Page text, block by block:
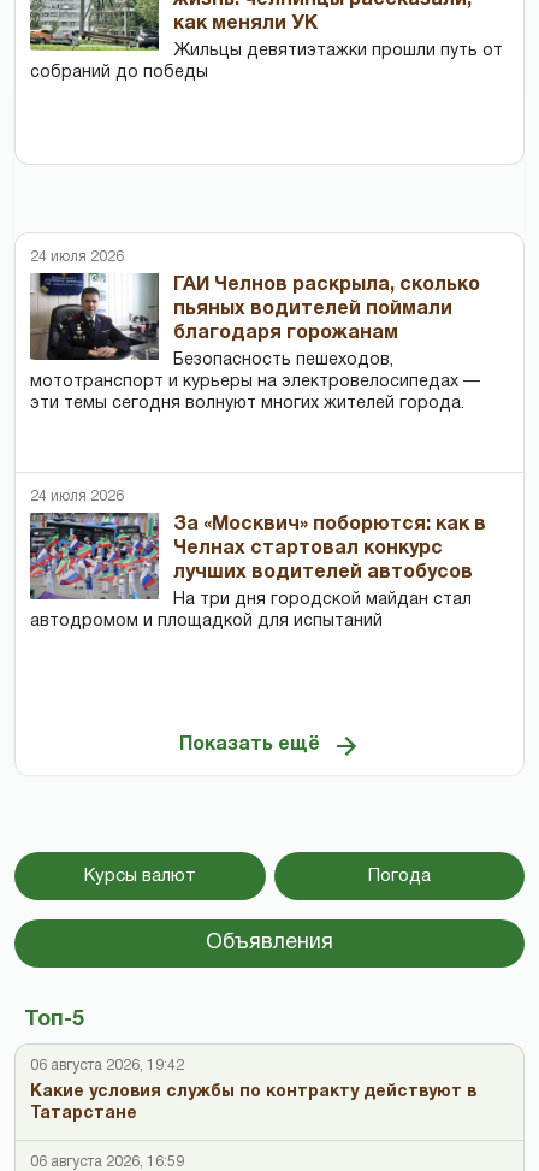
как меняли УК
Жильцы девятиэтажки прошли путь от
собраний до победы
24 июля 2026
ГАИ Челнов раскрыла, сколько
пьяных водителей поймали
благодаря горожанам
Безопасность пешеходов,
мототранспорт и курьеры на электровелосипедах —
эти темы сегодня волнуют многих жителей города.
24 июля 2026
За «Москвич» поборются: как в
Челнах стартовал конкурс
лучших водителей автобусов
На три дня городской майдан стал
автодромом и площадкой для испытаний
Показать ещё
Курсы валют Погода
Объявления
Топ-5
06 августа 2026, 19:42
Какие условия службы по контракту действуют в
Татарстане
06 августа 2026, 16:59